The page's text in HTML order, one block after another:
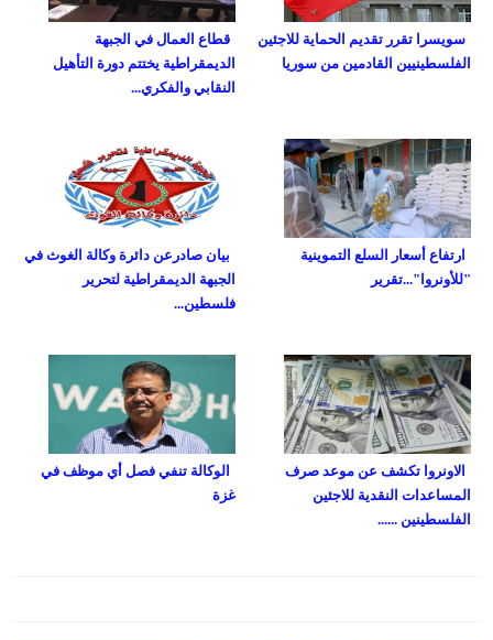
قطاع العمال في الجبهة
الديمقراطية يختتم دورة التأهيل
النقابي والفكري...
سويسرا تقرر تقديم الحماية للاجئين
الفلسطينيين القادمين من سوريا
بيان صادرعن دائرة وكالة الغوث في
الجبهة الديمقراطية لتحرير
فلسطين...
ارتفاع أسعار السلع التموينية
"للأونروا"...تقرير
الوكالة تنفي فصل أي موظف في
غزة
الاونروا تكشف عن موعد صرف
المساعدات النقدية للاجئين
الفلسطينين ......